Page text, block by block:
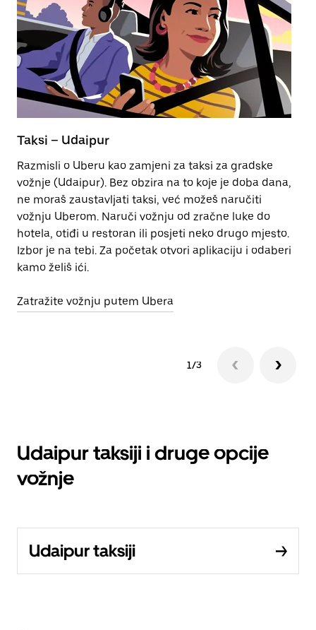
Taksi – Udaipur
Razmisli o Uberu kao zamjeni za taksi za gradske
vožnje (Udaipur). Bez obzira na to koje je doba dana,
ne moraš zaustavljati taksi, već možeš naručiti
vožnju Uberom. Naruči vožnju od zračne luke do
hotela, otiđi u restoran ili posjeti neko drugo mjesto.
Izbor je na tebi. Za početak otvori aplikaciju i odaberi
kamo želiš ići.
Zatražite vožnju putem Ubera
1/3
Udaipur taksiji i druge opcije
vožnje
Udaipur taksiji